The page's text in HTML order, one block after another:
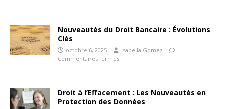
Nouveautés du Droit Bancaire : Évolutions
Clés
octobre 6, 2025
Isabella Gomez
Commentaires fermés
Droit à l’Effacement : Les Nouveautés en
Protection des Données